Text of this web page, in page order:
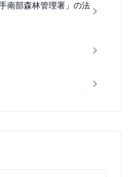
南部森林管理署」の法